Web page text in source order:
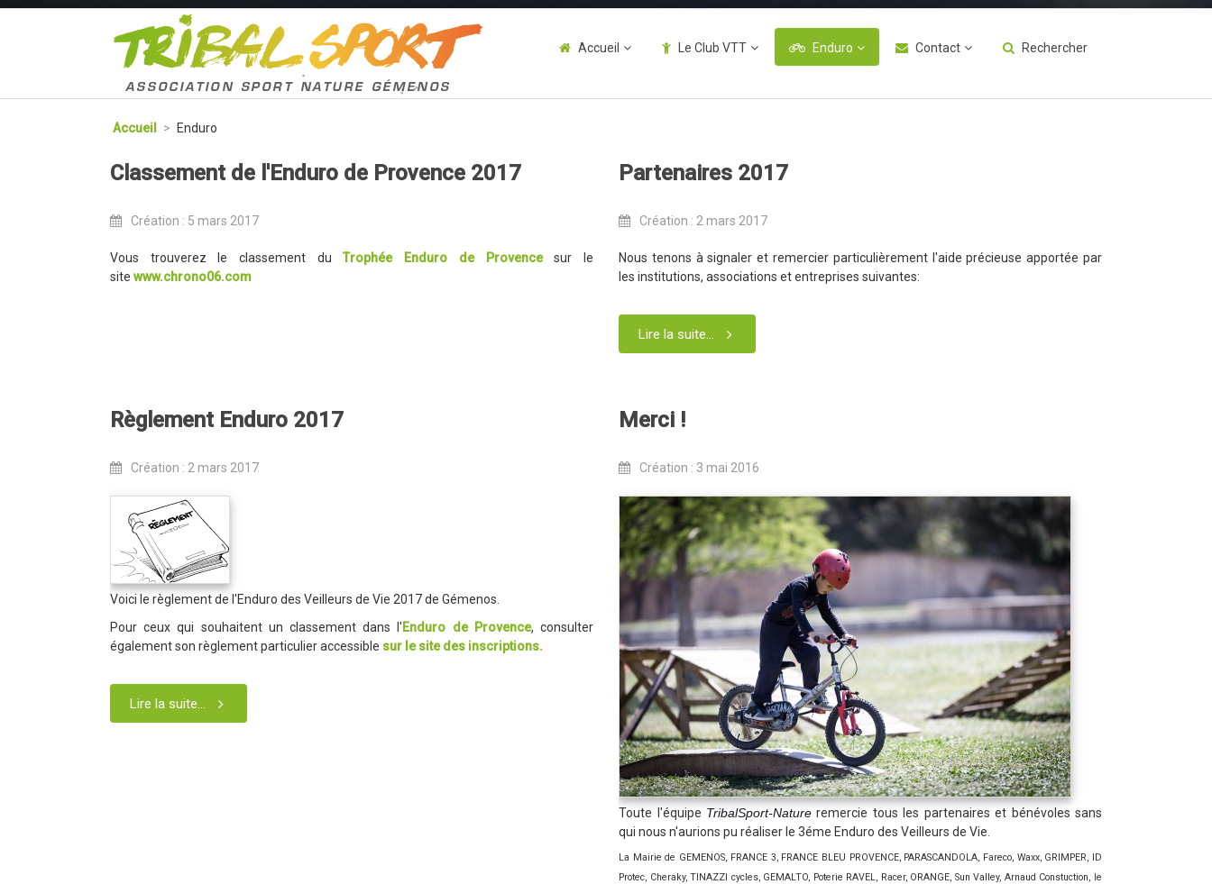
Accueil Le Club VTT Enduro Contact Rechercher
Accueil > Enduro
Classement de l'Enduro de Provence 2017
Création : 5 mars 2017
Vous trouverez le classement duTrophée Enduro de Provencesur le
site www.chrono06.com
Partenaires 2017
Création : 2 mars 2017
Nous tenons à signaler et remercier particulièrement l'aide précieuse apportée par
les institutions, associations et entreprises suivantes:
Lire la suite...
Règlement Enduro 2017
Création : 2 mars 2017
Voici le règlement de l'Enduro des Veilleurs de Vie 2017 de Gémenos.
Pour ceux qui souhaitent un classement dans l' Enduro de Provence, consulter
également son règlement particulier accessible sur le site des inscriptions.
Lire la suite...
Merci !
Création : 3 mai 2016
Toute l'équipe TribalSport-Natureremercie tous les partenaires et bénévoles sans
qui nous n'aurions pu réaliser le 3éme Enduro des Veilleurs de Vie.
La Mairie de GEMENOS, FRANCE 3, FRANCE BLEU PROVENCE, PARASCANDOLA, Fareco, Waxx, GRIMPER, ID
Protec, Cheraky, TINAZZI cycles, GEMALTO, Poterie RAVEL, Racer, ORANGE, Sun Valley, Arnaud Constuction, le